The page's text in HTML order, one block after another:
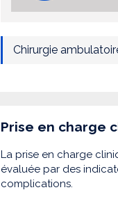
Chirurgie
Prise en charge
La prise en charge
évaluée par des
complications.